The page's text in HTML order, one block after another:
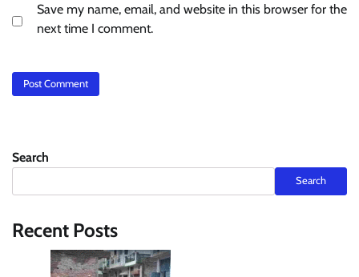
Save my name, email, and website in this browser for the
next time I comment.
Search
Search
Recent Posts